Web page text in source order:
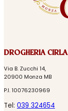
DROGHERIA CIRLA
Via B. Zucchi 14,
20900 Monza MB
P.I. 10076230969
Tel: 039 324654